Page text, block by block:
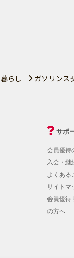
暮らし ガソリンス
サポ
会員優待
入会・継
よくある
サイトマ
会員優待
の方へ